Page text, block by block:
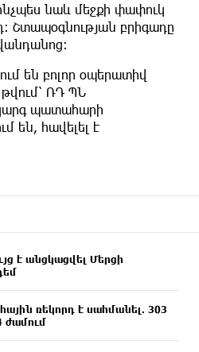
է անցկացվել Մերցի
ռեկորդ է սահմանել. 303
ժամում
նաև մեջքի փափուկ
Շտապօգնության բրիգադը
են բոլոր օպերատիվ
թվում՝ ՌԴ ՊՆ
պատահարի
են, հավելել է